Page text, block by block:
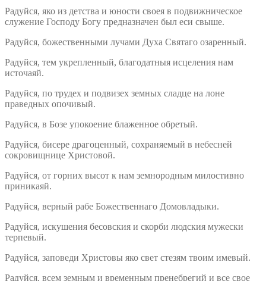
Радуйся, яко из детства и юности своея в подвижническое
служение Господу Богу предназначен был еси свыше.
Радуйся, божественными лучами Духа Святаго озаренный.
Радуйся, тем укрепленный, благодатныя исцеления нам
источаяй.
Радуйся, по трудех и подвизех земных сладце на лоне
праведных опочивый.
Радуйся, в Бозе упокоение блаженное обретый.
Радуйся, бисере драгоценный, сохраняемый в небесней
сокровищнице Христовой.
Радуйся, от горних высот к нам земнородным милостивно
приникаяй.
Радуйся, верный рабе Божественнаго Домовладыки.
Радуйся, искушения бесовския и скорби людския мужески
терпевый.
Радуйся, заповеди Христовы яко свет стезям твоим имевый.
Радуйся, всем земным и временным пренебрегий и все свое